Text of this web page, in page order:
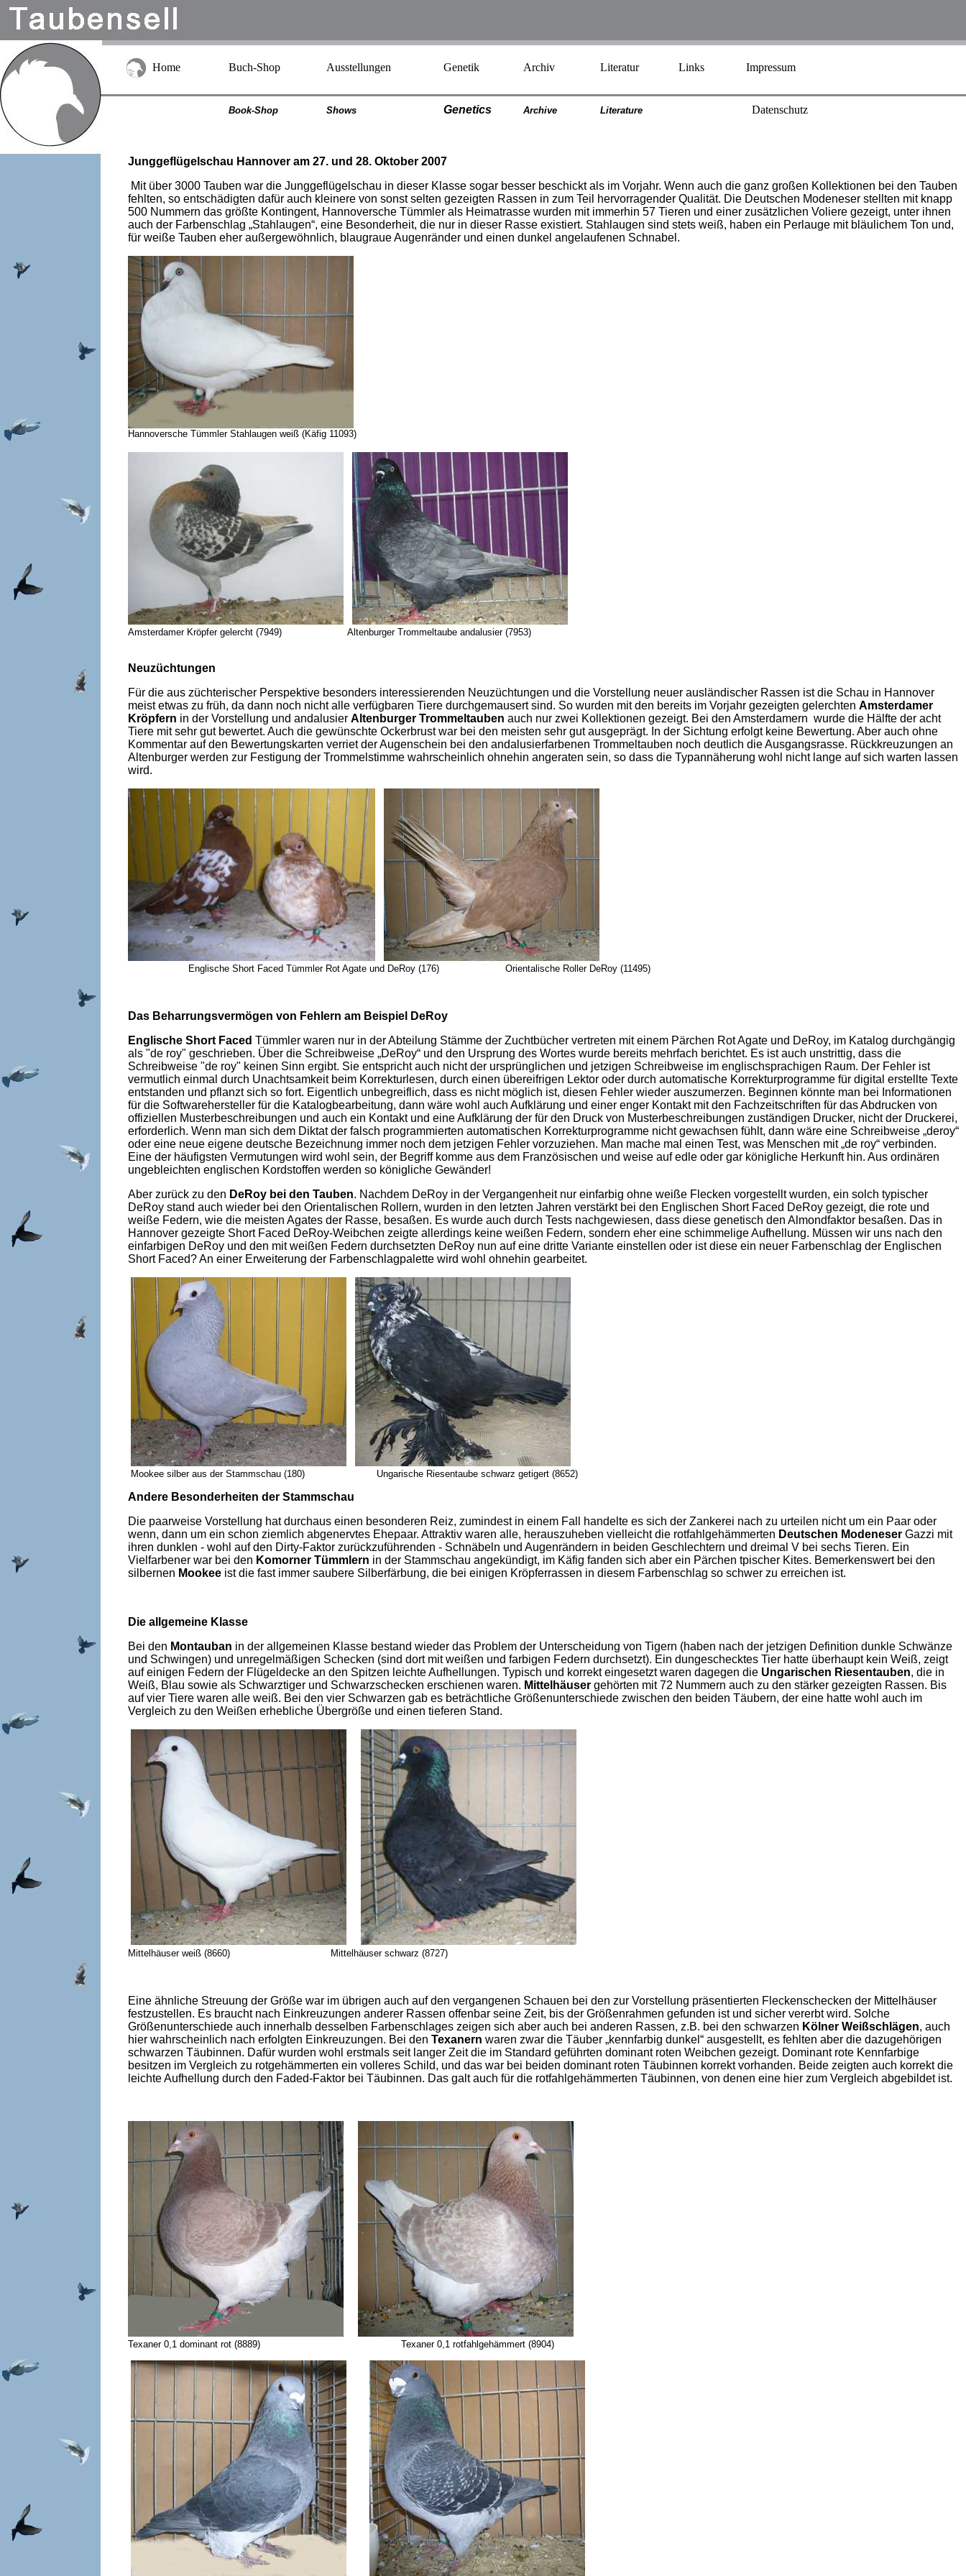
Home Buch-Shop Ausstellungen Genetik Archiv Literatur Links Impressum
Book-Shop Shows Genetics Archive Literature Datenschutz
Junggeflügelschau Hannover am 27. und 28. Oktober 2007
Mit über 3000 Tauben war die Junggeflügelschau in dieser Klasse sogar besser beschickt als im Vorjahr. Wenn auch die ganz großen Kollektionen bei den Tauben
fehlten, so entschädigten dafür auch kleinere von sonst selten gezeigten Rassen in zum Teil hervorragender Qualität. Die Deutschen Modeneser stellten mit knapp
500 Nummern das größte Kontingent, Hannoversche Tümmler als Heimatrasse wurden mit immerhin 57 Tieren und einer zusätzlichen Voliere gezeigt, unter ihnen
auch der Farbenschlag „Stahlaugen“, eine Besonderheit, die nur in dieser Rasse existiert. Stahlaugen sind stets weiß, haben ein Perlauge mit bläulichem Ton und,
für weiße Tauben eher außergewöhnlich, blaugraue Augenränder und einen dunkel angelaufenen Schnabel.
Hannoversche Tümmler Stahlaugen weiß (Käfig 11093)
Amsterdamer Kröpfer gelercht (7949) Altenburger Trommeltaube andalusier (7953)
Neuzüchtungen
Für die aus züchterischer Perspektive besonders interessierenden Neuzüchtungen und die Vorstellung neuer ausländischer Rassen ist die Schau in Hannover
meist etwas zu früh, da dann noch nicht alle verfügbaren Tiere durchgemausert sind. So wurden mit den bereits im Vorjahr gezeigten gelerchten Amsterdamer
Kröpfern in der Vorstellung und andalusier Altenburger Trommeltauben auch nur zwei Kollektionen gezeigt. Bei den Amsterdamern wurde die Hälfte der acht
Tiere mit sehr gut bewertet. Auch die gewünschte Ockerbrust war bei den meisten sehr gut ausgeprägt. In der Sichtung erfolgt keine Bewertung. Aber auch ohne
Kommentar auf den Bewertungskarten verriet der Augenschein bei den andalusierfarbenen Trommeltauben noch deutlich die Ausgangsrasse. Rückkreuzungen an
Altenburger werden zur Festigung der Trommelstimme wahrscheinlich ohnehin angeraten sein, so dass die Typannäherung wohl nicht lange auf sich warten lassen
wird.
Englische Short Faced Tümmler Rot Agate und DeRoy (176) Orientalische Roller DeRoy (11495)
Das Beharrungsvermögen von Fehlern am Beispiel DeRoy
Englische Short Faced Tümmler waren nur in der Abteilung Stämme der Zuchtbücher vertreten mit einem Pärchen Rot Agate und DeRoy, im Katalog durchgängig
als "de roy" geschrieben. Über die Schreibweise „DeRoy“ und den Ursprung des Wortes wurde bereits mehrfach berichtet. Es ist auch unstrittig, dass die
Schreibweise "de roy" keinen Sinn ergibt. Sie entspricht auch nicht der ursprünglichen und jetzigen Schreibweise im englischsprachigen Raum. Der Fehler ist
vermutlich einmal durch Unachtsamkeit beim Korrekturlesen, durch einen übereifrigen Lektor oder durch automatische Korrekturprogramme für digital erstellte Texte
entstanden und pflanzt sich so fort. Eigentlich unbegreiflich, dass es nicht möglich ist, diesen Fehler wieder auszumerzen. Beginnen könnte man bei Informationen
für die Softwarehersteller für die Katalogbearbeitung, dann wäre wohl auch Aufklärung und einer enger Kontakt mit den Fachzeitschriften für das Abdrucken von
offiziellen Musterbeschreibungen und auch ein Kontakt und eine Aufklärung der für den Druck von Musterbeschreibungen zuständigen Drucker, nicht der Druckerei,
erforderlich. Wenn man sich dem Diktat der falsch programmierten automatischen Korrekturprogramme nicht gewachsen fühlt, dann wäre eine Schreibweise „deroy“
oder eine neue eigene deutsche Bezeichnung immer noch dem jetzigen Fehler vorzuziehen. Man mache mal einen Test, was Menschen mit „de roy“ verbinden.
Eine der häufigsten Vermutungen wird wohl sein, der Begriff komme aus dem Französischen und weise auf edle oder gar königliche Herkunft hin. Aus ordinären
ungebleichten englischen Kordstoffen werden so königliche Gewänder!
Aber zurück zu den DeRoy bei den Tauben. Nachdem DeRoy in der Vergangenheit nur einfarbig ohne weiße Flecken vorgestellt wurden, ein solch typischer
DeRoy stand auch wieder bei den Orientalischen Rollern, wurden in den letzten Jahren verstärkt bei den Englischen Short Faced DeRoy gezeigt, die rote und
weiße Federn, wie die meisten Agates der Rasse, besaßen. Es wurde auch durch Tests nachgewiesen, dass diese genetisch den Almondfaktor besaßen. Das in
Hannover gezeigte Short Faced DeRoy-Weibchen zeigte allerdings keine weißen Federn, sondern eher eine schimmelige Aufhellung. Müssen wir uns nach den
einfarbigen DeRoy und den mit weißen Federn durchsetzten DeRoy nun auf eine dritte Variante einstellen oder ist diese ein neuer Farbenschlag der Englischen
Short Faced? An einer Erweiterung der Farbenschlagpalette wird wohl ohnehin gearbeitet.
Mookee silber aus der Stammschau (180) Ungarische Riesentaube schwarz getigert (8652)
Andere Besonderheiten der Stammschau
Die paarweise Vorstellung hat durchaus einen besonderen Reiz, zumindest in einem Fall handelte es sich der Zankerei nach zu urteilen nicht um ein Paar oder
wenn, dann um ein schon ziemlich abgenervtes Ehepaar. Attraktiv waren alle, herauszuheben vielleicht die rotfahlgehämmerten Deutschen Modeneser Gazzi mit
ihren dunklen - wohl auf den Dirty-Faktor zurückzuführenden - Schnäbeln und Augenrändern in beiden Geschlechtern und dreimal V bei sechs Tieren. Ein
Vielfarbener war bei den Komorner Tümmlern in der Stammschau angekündigt, im Käfig fanden sich aber ein Pärchen tpischer Kites. Bemerkenswert bei den
silbernen Mookee ist die fast immer saubere Silberfärbung, die bei einigen Kröpferrassen in diesem Farbenschlag so schwer zu erreichen ist.
Die allgemeine Klasse
Bei den Montauban in der allgemeinen Klasse bestand wieder das Problem der Unterscheidung von Tigern (haben nach der jetzigen Definition dunkle Schwänze
und Schwingen) und unregelmäßigen Schecken (sind dort mit weißen und farbigen Federn durchsetzt). Ein dungeschecktes Tier hatte überhaupt kein Weiß, zeigt
auf einigen Federn der Flügeldecke an den Spitzen leichte Aufhellungen. Typisch und korrekt eingesetzt waren dagegen die Ungarischen Riesentauben, die in
Weiß, Blau sowie als Schwarztiger und Schwarzschecken erschienen waren. Mittelhäuser gehörten mit 72 Nummern auch zu den stärker gezeigten Rassen. Bis
auf vier Tiere waren alle weiß. Bei den vier Schwarzen gab es beträchtliche Größenunterschiede zwischen den beiden Täubern, der eine hatte wohl auch im
Vergleich zu den Weißen erhebliche Übergröße und einen tieferen Stand.
Mittelhäuser weiß (8660) Mittelhäuser schwarz (8727)
Eine ähnliche Streuung der Größe war im übrigen auch auf den vergangenen Schauen bei den zur Vorstellung präsentierten Fleckenschecken der Mittelhäuser
festzustellen. Es braucht nach Einkreuzungen anderer Rassen offenbar seine Zeit, bis der Größenrahmen gefunden ist und sicher vererbt wird. Solche
Größenunterschiede auch innerhalb desselben Farbenschlages zeigen sich aber auch bei anderen Rassen, z.B. bei den schwarzen Kölner Weißschlägen, auch
hier wahrscheinlich nach erfolgten Einkreuzungen. Bei den Texanern waren zwar die Täuber „kennfarbig dunkel“ ausgestellt, es fehlten aber die dazugehörigen
schwarzen Täubinnen. Dafür wurden wohl erstmals seit langer Zeit die im Standard geführten dominant roten Weibchen gezeigt. Dominant rote Kennfarbige
besitzen im Vergleich zu rotgehämmerten ein volleres Schild, und das war bei beiden dominant roten Täubinnen korrekt vorhanden. Beide zeigten auch korrekt die
leichte Aufhellung durch den Faded-Faktor bei Täubinnen. Das galt auch für die rotfahlgehämmerten Täubinnen, von denen eine hier zum Vergleich abgebildet ist.
Texaner 0,1 dominant rot (8889) Texaner 0,1 rotfahlgehämmert (8904)